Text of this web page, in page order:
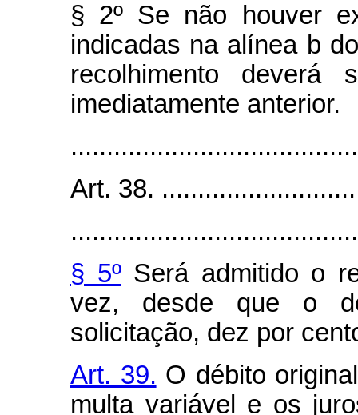
§ 2º Se não houver
indicadas na alínea b
recolhimento
imediatamente anterior.
Art. 38.
§ 5ºSerá admitido o
vez, desde que o
solicitação, dez por
Art. 39. O débito
multa variável e os